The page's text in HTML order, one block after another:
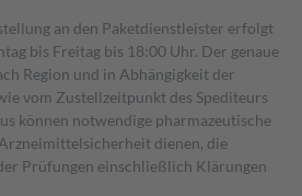
an den Paketdienstleister erfolgt
bis Freitag bis 18:00 Uhr. Der genaue
Region und in Abhängigkeit der
vom Zustellzeitpunkt des Spediteurs
können notwendige pharmazeutische
dienen, die
Prüfungen einschließlich Klärungen